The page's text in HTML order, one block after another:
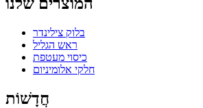
בלוק צילינדר
ראש הגליל
כיסוי מעטפת
חלקי אלומיניום
חֲדָשׁוֹת